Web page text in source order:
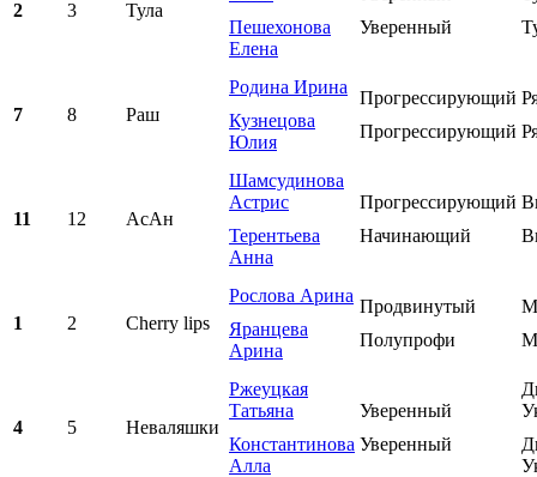
2 3 Тула
Пешехонова
Елена
Уверенный
7 8 Раш
Родина Ирина
Кузнецова
Юлия
Прогрессирующий
Прогрессирующий
11 12 АсАн
Шамсудинова
Астрис
Терентьева
Анна
Прогрессирующий
Начинающий
1 2 Cherry lips
Рослова Арина
Яранцева
Арина
Продвинутый
Полупрофи
4 5 Неваляшки
Ржеуцкая
Татьяна
Константинова
Алла
Уверенный
Уверенный